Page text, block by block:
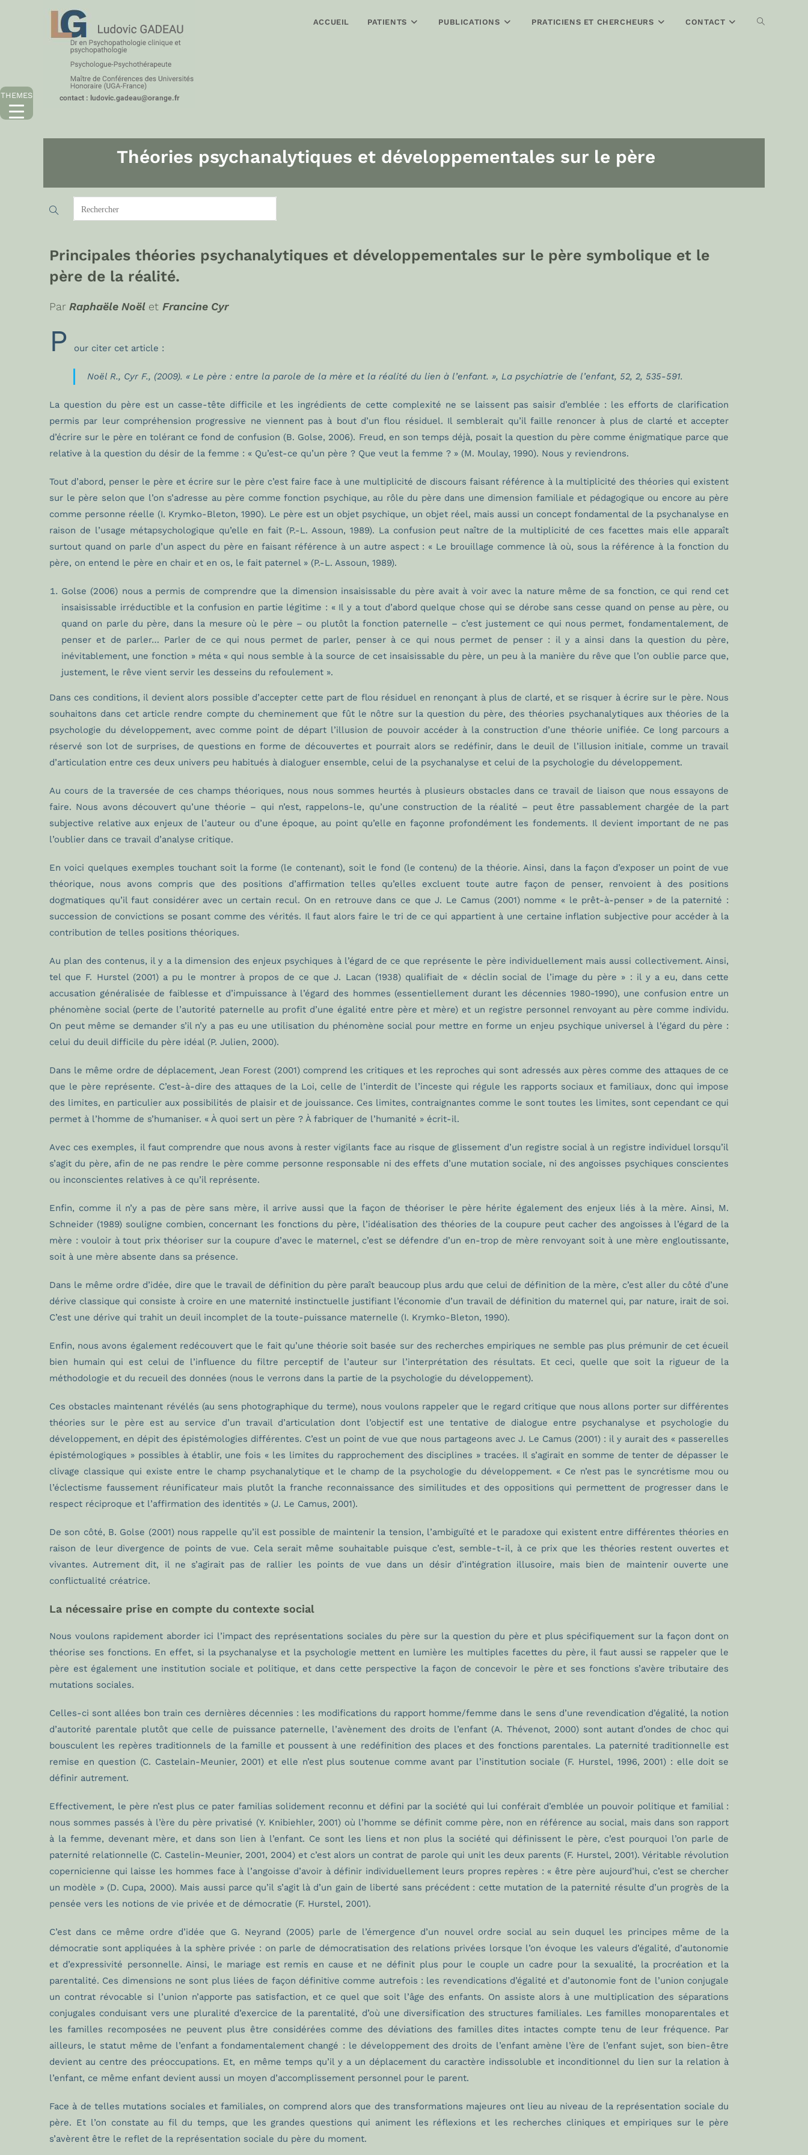
ACCUEIL PATIENTS PUBLICATIONS PRATICIENS ET CHERCHEURS CONTACT
Théories psychanalytiques et développementales sur le père
Principales théories psychanalytiques et développementales sur le père symbolique et le
père de la réalité.
Par Raphaële Noël et Francine Cyr
P our citer cet article :
Noël R., Cyr F., (2009). « Le père : entre la parole de la mère et la réalité du lien à l’enfant. », La psychiatrie de l’enfant, 52, 2, 535-591.
La question du père est un casse-tête difficile et les ingrédients de cette complexité ne se laissent pas saisir d’emblée : les efforts de clarification
permis par leur compréhension progressive ne viennent pas à bout d’un flou résiduel. Il semblerait qu’il faille renoncer à plus de clarté et accepter
d’écrire sur le père en tolérant ce fond de confusion (B. Golse, 2006). Freud, en son temps déjà, posait la question du père comme énigmatique parce que
relative à la question du désir de la femme : « Qu’est-ce qu’un père ? Que veut la femme ? » (M. Moulay, 1990). Nous y reviendrons.
Tout d’abord, penser le père et écrire sur le père c’est faire face à une multiplicité de discours faisant référence à la multiplicité des théories qui existent
sur le père selon que l’on s’adresse au père comme fonction psychique, au rôle du père dans une dimension familiale et pédagogique ou encore au père
comme personne réelle (I. Krymko-Bleton, 1990). Le père est un objet psychique, un objet réel, mais aussi un concept fondamental de la psychanalyse en
raison de l’usage métapsychologique qu’elle en fait (P.-L. Assoun, 1989). La confusion peut naître de la multiplicité de ces facettes mais elle apparaît
surtout quand on parle d’un aspect du père en faisant référence à un autre aspect : « Le brouillage commence là où, sous la référence à la fonction du
père, on entend le père en chair et en os, le fait paternel » (P.-L. Assoun, 1989).
Golse (2006) nous a permis de comprendre que la dimension insaisissable du père avait à voir avec la nature même de sa fonction, ce qui rend cet
insaisissable irréductible et la confusion en partie légitime : « Il y a tout d’abord quelque chose qui se dérobe sans cesse quand on pense au père, ou
quand on parle du père, dans la mesure où le père – ou plutôt la fonction paternelle – c’est justement ce qui nous permet, fondamentalement, de
penser et de parler… Parler de ce qui nous permet de parler, penser à ce qui nous permet de penser : il y a ainsi dans la question du père,
inévitablement, une fonction » méta « qui nous semble à la source de cet insaisissable du père, un peu à la manière du rêve que l’on oublie parce que,
justement, le rêve vient servir les desseins du refoulement ».
Dans ces conditions, il devient alors possible d’accepter cette part de flou résiduel en renonçant à plus de clarté, et se risquer à écrire sur le père. Nous
souhaitons dans cet article rendre compte du cheminement que fût le nôtre sur la question du père, des théories psychanalytiques aux théories de la
psychologie du développement, avec comme point de départ l’illusion de pouvoir accéder à la construction d’une théorie unifiée. Ce long parcours a
réservé son lot de surprises, de questions en forme de découvertes et pourrait alors se redéfinir, dans le deuil de l’illusion initiale, comme un travail
d’articulation entre ces deux univers peu habitués à dialoguer ensemble, celui de la psychanalyse et celui de la psychologie du développement.
Au cours de la traversée de ces champs théoriques, nous nous sommes heurtés à plusieurs obstacles dans ce travail de liaison que nous essayons de
faire. Nous avons découvert qu’une théorie – qui n’est, rappelons-le, qu’une construction de la réalité – peut être passablement chargée de la part
subjective relative aux enjeux de l’auteur ou d’une époque, au point qu’elle en façonne profondément les fondements. Il devient important de ne pas
l’oublier dans ce travail d’analyse critique.
En voici quelques exemples touchant soit la forme (le contenant), soit le fond (le contenu) de la théorie. Ainsi, dans la façon d’exposer un point de vue
théorique, nous avons compris que des positions d’affirmation telles qu’elles excluent toute autre façon de penser, renvoient à des positions
dogmatiques qu’il faut considérer avec un certain recul. On en retrouve dans ce que J. Le Camus (2001) nomme « le prêt-à-penser » de la paternité :
succession de convictions se posant comme des vérités. Il faut alors faire le tri de ce qui appartient à une certaine inflation subjective pour accéder à la
contribution de telles positions théoriques.
Au plan des contenus, il y a la dimension des enjeux psychiques à l’égard de ce que représente le père individuellement mais aussi collectivement. Ainsi,
tel que F. Hurstel (2001) a pu le montrer à propos de ce que J. Lacan (1938) qualifiait de « déclin social de l’image du père » : il y a eu, dans cette
accusation généralisée de faiblesse et d’impuissance à l’égard des hommes (essentiellement durant les décennies 1980-1990), une confusion entre un
phénomène social (perte de l’autorité paternelle au profit d’une égalité entre père et mère) et un registre personnel renvoyant au père comme individu.
On peut même se demander s’il n’y a pas eu une utilisation du phénomène social pour mettre en forme un enjeu psychique universel à l’égard du père :
celui du deuil difficile du père idéal (P. Julien, 2000).
Dans le même ordre de déplacement, Jean Forest (2001) comprend les critiques et les reproches qui sont adressés aux pères comme des attaques de ce
que le père représente. C’est-à-dire des attaques de la Loi, celle de l’interdit de l’inceste qui régule les rapports sociaux et familiaux, donc qui impose
des limites, en particulier aux possibilités de plaisir et de jouissance. Ces limites, contraignantes comme le sont toutes les limites, sont cependant ce qui
permet à l’homme de s’humaniser. « À quoi sert un père ? À fabriquer de l’humanité » écrit-il.
Avec ces exemples, il faut comprendre que nous avons à rester vigilants face au risque de glissement d’un registre social à un registre individuel lorsqu’il
s’agit du père, afin de ne pas rendre le père comme personne responsable ni des effets d’une mutation sociale, ni des angoisses psychiques conscientes
ou inconscientes relatives à ce qu’il représente.
Enfin, comme il n’y a pas de père sans mère, il arrive aussi que la façon de théoriser le père hérite également des enjeux liés à la mère. Ainsi, M.
Schneider (1989) souligne combien, concernant les fonctions du père, l’idéalisation des théories de la coupure peut cacher des angoisses à l’égard de la
mère : vouloir à tout prix théoriser sur la coupure d’avec le maternel, c’est se défendre d’un en-trop de mère renvoyant soit à une mère engloutissante,
soit à une mère absente dans sa présence.
Dans le même ordre d’idée, dire que le travail de définition du père paraît beaucoup plus ardu que celui de définition de la mère, c’est aller du côté d’une
dérive classique qui consiste à croire en une maternité instinctuelle justifiant l’économie d’un travail de définition du maternel qui, par nature, irait de soi.
C’est une dérive qui trahit un deuil incomplet de la toute-puissance maternelle (I. Krymko-Bleton, 1990).
Enfin, nous avons également redécouvert que le fait qu’une théorie soit basée sur des recherches empiriques ne semble pas plus prémunir de cet écueil
bien humain qui est celui de l’influence du filtre perceptif de l’auteur sur l’interprétation des résultats. Et ceci, quelle que soit la rigueur de la
méthodologie et du recueil des données (nous le verrons dans la partie de la psychologie du développement).
Ces obstacles maintenant révélés (au sens photographique du terme), nous voulons rappeler que le regard critique que nous allons porter sur différentes
théories sur le père est au service d’un travail d’articulation dont l’objectif est une tentative de dialogue entre psychanalyse et psychologie du
développement, en dépit des épistémologies différentes. C’est un point de vue que nous partageons avec J. Le Camus (2001) : il y aurait des « passerelles
épistémologiques » possibles à établir, une fois « les limites du rapprochement des disciplines » tracées. Il s’agirait en somme de tenter de dépasser le
clivage classique qui existe entre le champ psychanalytique et le champ de la psychologie du développement. « Ce n’est pas le syncrétisme mou ou
l’éclectisme faussement réunificateur mais plutôt la franche reconnaissance des similitudes et des oppositions qui permettent de progresser dans le
respect réciproque et l’affirmation des identités » (J. Le Camus, 2001).
De son côté, B. Golse (2001) nous rappelle qu’il est possible de maintenir la tension, l’ambiguïté et le paradoxe qui existent entre différentes théories en
raison de leur divergence de points de vue. Cela serait même souhaitable puisque c’est, semble-t-il, à ce prix que les théories restent ouvertes et
vivantes. Autrement dit, il ne s’agirait pas de rallier les points de vue dans un désir d’intégration illusoire, mais bien de maintenir ouverte une
conflictualité créatrice.
La nécessaire prise en compte du contexte social
Nous voulons rapidement aborder ici l’impact des représentations sociales du père sur la question du père et plus spécifiquement sur la façon dont on
théorise ses fonctions. En effet, si la psychanalyse et la psychologie mettent en lumière les multiples facettes du père, il faut aussi se rappeler que le
père est également une institution sociale et politique, et dans cette perspective la façon de concevoir le père et ses fonctions s’avère tributaire des
mutations sociales.
Celles-ci sont allées bon train ces dernières décennies : les modifications du rapport homme/femme dans le sens d’une revendication d’égalité, la notion
d’autorité parentale plutôt que celle de puissance paternelle, l’avènement des droits de l’enfant (A. Thévenot, 2000) sont autant d’ondes de choc qui
bousculent les repères traditionnels de la famille et poussent à une redéfinition des places et des fonctions parentales. La paternité traditionnelle est
remise en question (C. Castelain-Meunier, 2001) et elle n’est plus soutenue comme avant par l’institution sociale (F. Hurstel, 1996, 2001) : elle doit se
définir autrement.
Effectivement, le père n’est plus ce pater familias solidement reconnu et défini par la société qui lui conférait d’emblée un pouvoir politique et familial :
nous sommes passés à l’ère du père privatisé (Y. Knibiehler, 2001) où l’homme se définit comme père, non en référence au social, mais dans son rapport
à la femme, devenant mère, et dans son lien à l’enfant. Ce sont les liens et non plus la société qui définissent le père, c’est pourquoi l’on parle de
paternité relationnelle (C. Castelin-Meunier, 2001, 2004) et c’est alors un contrat de parole qui unit les deux parents (F. Hurstel, 2001). Véritable révolution
copernicienne qui laisse les hommes face à l’angoisse d’avoir à définir individuellement leurs propres repères : « être père aujourd’hui, c’est se chercher
un modèle » (D. Cupa, 2000). Mais aussi parce qu’il s’agit là d’un gain de liberté sans précédent : cette mutation de la paternité résulte d’un progrès de la
pensée vers les notions de vie privée et de démocratie (F. Hurstel, 2001).
C’est dans ce même ordre d’idée que G. Neyrand (2005) parle de l’émergence d’un nouvel ordre social au sein duquel les principes même de la
démocratie sont appliquées à la sphère privée : on parle de démocratisation des relations privées lorsque l’on évoque les valeurs d’égalité, d’autonomie
et d’expressivité personnelle. Ainsi, le mariage est remis en cause et ne définit plus pour le couple un cadre pour la sexualité, la procréation et la
parentalité. Ces dimensions ne sont plus liées de façon définitive comme autrefois : les revendications d’égalité et d’autonomie font de l’union conjugale
un contrat révocable si l’union n’apporte pas satisfaction, et ce quel que soit l’âge des enfants. On assiste alors à une multiplication des séparations
conjugales conduisant vers une pluralité d’exercice de la parentalité, d’où une diversification des structures familiales. Les familles monoparentales et
les familles recomposées ne peuvent plus être considérées comme des déviations des familles dites intactes compte tenu de leur fréquence. Par
ailleurs, le statut même de l’enfant a fondamentalement changé : le développement des droits de l’enfant amène l’ère de l’enfant sujet, son bien-être
devient au centre des préoccupations. Et, en même temps qu’il y a un déplacement du caractère indissoluble et inconditionnel du lien sur la relation à
l’enfant, ce même enfant devient aussi un moyen d’accomplissement personnel pour le parent.
Face à de telles mutations sociales et familiales, on comprend alors que des transformations majeures ont lieu au niveau de la représentation sociale du
père. Et l’on constate au fil du temps, que les grandes questions qui animent les réflexions et les recherches cliniques et empiriques sur le père
s’avèrent être le reflet de la représentation sociale du père du moment.
THEMES